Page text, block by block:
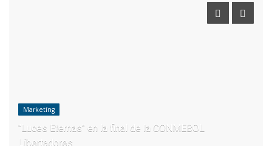
Marketíng
"Luces Eternas" en la final de la CONMEBOL
Libertadores